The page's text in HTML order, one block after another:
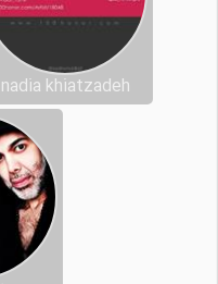
nadia khiatzadeh